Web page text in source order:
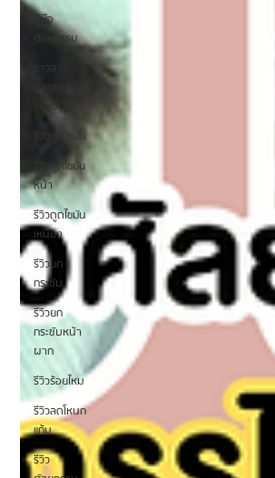
คู่มือ
ศัลยกรรม
ข่าวสาร
ศัลยกรรม
เกาหลี
รีวิวดูดไขมัน
รีวิวดูดไขมัน
หน้า
รีวิวดูดไขมัน
เหนียง
รีวิวยก
กระชับ
รีวิวยก
กระชับหน้า
ผาก
รีวิวร้อยไหม
รีวิวลดโหนก
แก้ม
รีวิว